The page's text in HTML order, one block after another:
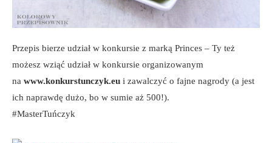
Przepis bierze udział w konkursie z marką Princes – Ty też
możesz wziąć udział w konkursie organizowanym
na www.konkurstunczyk.eu i zawalczyć o fajne nagrody (a jest
ich naprawdę dużo, bo w sumie aż 500!).
#MasterTuńczyk